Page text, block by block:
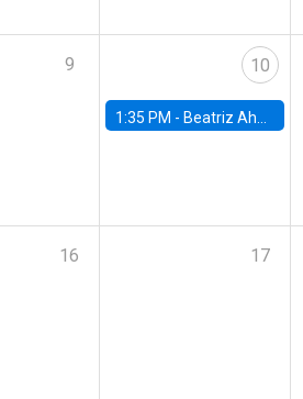
9 10
1:35 PM - Beatriz Ahumada, PhD candidate, Universidad de Pittsburgh
16 17